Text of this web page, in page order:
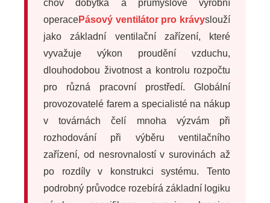
chov dobytka a průmyslové výrobní
operacePásový ventilátor pro krávyslouží
jako základní ventilační zařízení, které
vyvažuje výkon proudění vzduchu,
dlouhodobou životnost a kontrolu rozpočtu
pro různá pracovní prostředí. Globální
provozovatelé farem a specialisté na nákup
v továrnách čelí mnoha výzvám při
rozhodování při výběru ventilačního
zařízení, od nesrovnalostí v surovinách až
po rozdíly v konstrukci systému. Tento
podrobný průvodce rozebírá základní logiku